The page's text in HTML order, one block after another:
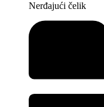
Nerđajući čelik